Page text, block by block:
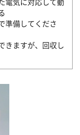
準備してくださ
きますが、回収し